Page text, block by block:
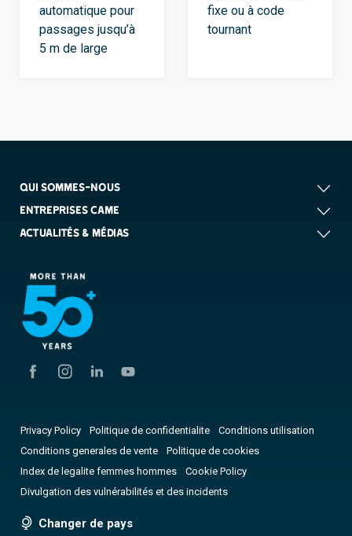
automatique pour
passages jusqu’à
5 m de large
fixe ou à code
tournant
QUI SOMMES-NOUS
ENTREPRISES CAME
ACTUALITÉS & MÉDIAS
Privacy Policy Politique de confidentialite
Conditions utilisation
Conditions generales de vente
Politique de cookies
Index de legalite femmes hommes
Cookie Policy
Divulgation des vulnérabilités et des incidents
Changer de pays